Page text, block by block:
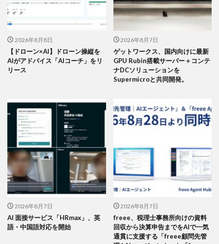
2026年8月8日
【ドローン×AI】ドローン操縦を
AIがアドバイス「AIコーチ」をリ
リース
2026年8月7日
ゲットワークス、国内向けに最新
GPU Rubin搭載サーバー＋コンテ
ナDCソリューションを
Supermicroと共同開発。
2026年8月7日
AI 面接サービス「HRmax」、英
語・中国語対応を開始
2026年8月7日
freee、税理士事務所向けの資料
回収から決算申告までをAIで一気
通貫に支援する「freee顧問先管